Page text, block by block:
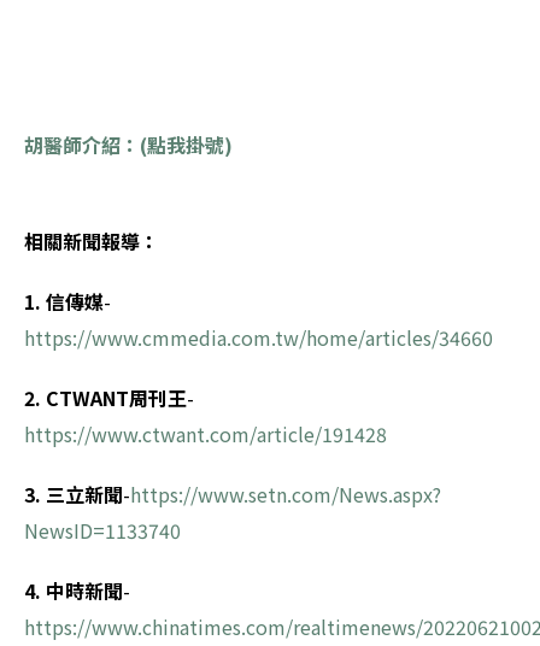
胡醫師介紹：(點我掛號)
相關新聞報導：
1. 信傳媒-
https://www.cmmedia.com.tw/home/articles/34660
2. CTWANT周刊王-
https://www.ctwant.com/article/191428
3. 三立新聞-https://www.setn.com/News.aspx?
NewsID=1133740
4. 中時新聞-
https://www.chinatimes.com/realtimenews/